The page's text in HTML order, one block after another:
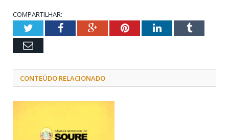
COMPARTILHAR:
TwitterFacebookGoogle+PinterestLinkedInTumblr
Email
CONTEÚDO RELACIONADO